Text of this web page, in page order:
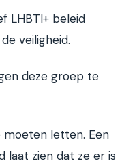
LHBTI+ beleid
veiligheid.
deze groep te
letten. Een
laat zien dat ze er is